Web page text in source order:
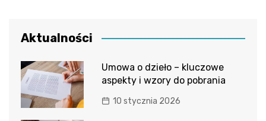
Aktualności
Umowa o dzieło – kluczowe
aspekty i wzory do pobrania
10 stycznia 2026